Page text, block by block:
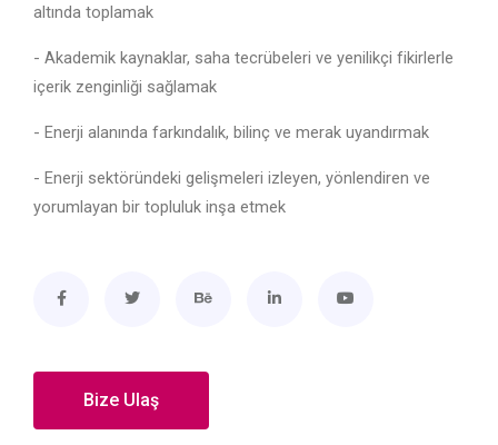
altında toplamak
- Akademik kaynaklar, saha tecrübeleri ve yenilikçi fikirlerle
içerik zenginliği sağlamak
- Enerji alanında farkındalık, bilinç ve merak uyandırmak
- Enerji sektöründeki gelişmeleri izleyen, yönlendiren ve
yorumlayan bir topluluk inşa etmek
Bize Ulaş